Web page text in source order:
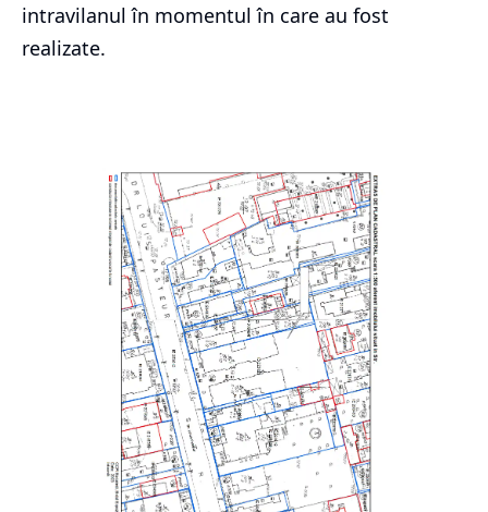
intravilanul în momentul în care au fost
realizate.